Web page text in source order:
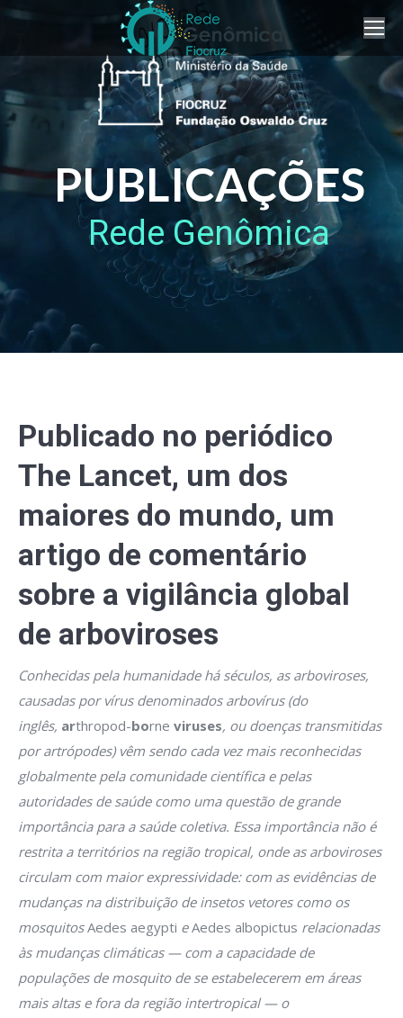
PUBLICAÇÕES
Rede Genômica
Publicado no periódico
The Lancet, um dos
maiores do mundo, um
artigo de comentário
sobre a vigilância global
de arboviroses
Conhecidas pela humanidade há séculos, as arboviroses,
causadas por vírus denominados arbovírus (do
inglês, arthropod-borne viruses, ou doenças transmitidas
por artrópodes) vêm sendo cada vez mais reconhecidas
globalmente pela comunidade científica e pelas
autoridades de saúde como uma questão de grande
importância para a saúde coletiva. Essa importância não é
restrita a territórios na região tropical, onde as arboviroses
circulam com maior expressividade: com as evidências de
mudanças na distribuição de insetos vetores como os
mosquitosAedes aegypti eAedes albopictus relacionadas
às mudanças climáticas — com a capacidade de
populações de mosquito de se estabelecerem em áreas
mais altas e fora da região intertropical — o